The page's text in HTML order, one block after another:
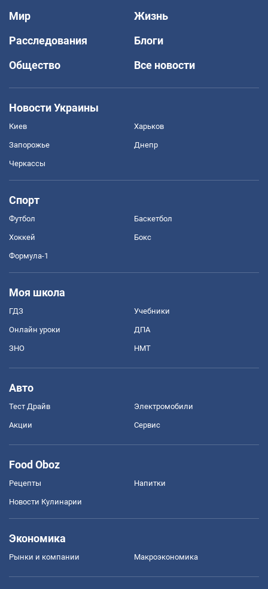
Мир
Жизнь
Расследования
Блоги
Общество
Все новости
Новости Украины
Киев Харьков
Запорожье Днепр
Черкассы
Спорт
Футбол Баскетбол
Хоккей Бокс
Формула-1
Моя школа
ГДЗ Учебники
Онлайн уроки ДПА
ЗНО НМТ
Авто
Тест Драйв Электромобили
Акции Сервис
Food Oboz
Рецепты Напитки
Новости Кулинарии
Экономика
Рынки и компании Mакроэкономика